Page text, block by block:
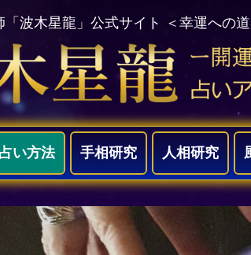
「波木星龍」公式サイト ＜幸運への道
占い方法 手相研究 人相研究